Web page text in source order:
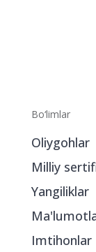
Bo‘limlar
Oliygohlar